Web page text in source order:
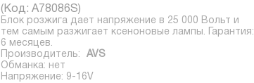
(Код:A78086S)
Блок розжига дает напряжение в 25 000 Вольт и
тем самым разжигает ксеноновые лампы. Гарантия:
6 месяцев.
Производитель:
AVS
Обманка: нет
Напряжение: 9-16V